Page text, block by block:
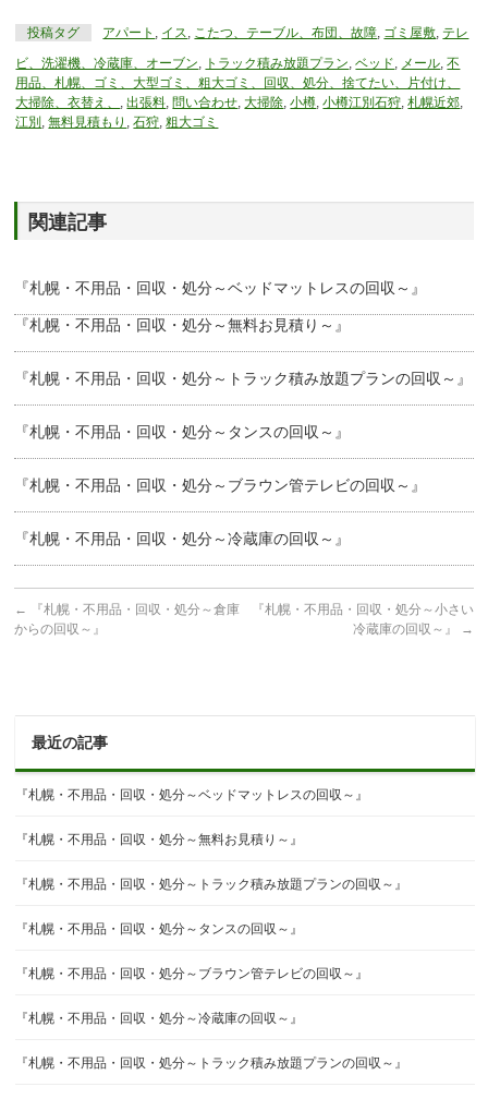
投稿タグ アパート , イス, こたつ、テーブル、布団、故障, ゴミ屋敷, テレ
ビ、洗濯機、冷蔵庫、オーブン, トラック積み放題プラン,ベッド, メール,不
用品、札幌、ゴミ、大型ゴミ、粗大ゴミ、回収、処分、捨てたい、片付け、
大掃除、衣替え、 ,出張料, 問い合わせ,大掃除,小樽,小樽江別石狩,札幌近郊,
江別 ,無料見積もり ,石狩,粗大ゴミ
関連記事
『札幌・不用品・回収・処分～ベッドマットレスの回収～』
『札幌・不用品・回収・処分～無料お見積り～』
『札幌・不用品・回収・処分～トラック積み放題プランの回収～』
『札幌・不用品・回収・処分～タンスの回収～』
『札幌・不用品・回収・処分～ブラウン管テレビの回収～』
『札幌・不用品・回収・処分～冷蔵庫の回収～』
←
『札幌・不用品・回収・処分～倉庫
からの回収～』
『札幌・不用品・回収・処分～小さい
冷蔵庫の回収～』
→
最近の記事
『札幌・不用品・回収・処分～ベッドマットレスの回収～』
『札幌・不用品・回収・処分～無料お見積り～』
『札幌・不用品・回収・処分～トラック積み放題プランの回収～』
『札幌・不用品・回収・処分～タンスの回収～』
『札幌・不用品・回収・処分～ブラウン管テレビの回収～』
『札幌・不用品・回収・処分～冷蔵庫の回収～』
『札幌・不用品・回収・処分～トラック積み放題プランの回収～』